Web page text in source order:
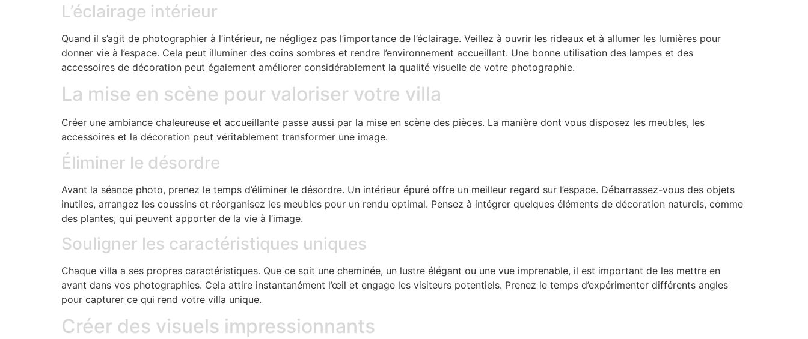
L’éclairage intérieur
Quand il s’agit de photographier à l’intérieur, ne négligez pas l’importance de l’éclairage. Veillez à ouvrir les rideaux et à allumer les lumières pour
donner vie à l’espace. Cela peut illuminer des coins sombres et rendre l’environnement accueillant. Une bonne utilisation des lampes et des
accessoires de décoration peut également améliorer considérablement la qualité visuelle de votre photographie.
La mise en scène pour valoriser votre villa
Créer une ambiance chaleureuse et accueillante passe aussi par la mise en scène des pièces. La manière dont vous disposez les meubles, les
accessoires et la décoration peut véritablement transformer une image.
Éliminer le désordre
Avant la séance photo, prenez le temps d’éliminer le désordre. Un intérieur épuré offre un meilleur regard sur l’espace. Débarrassez-vous des objets
inutiles, arrangez les coussins et réorganisez les meubles pour un rendu optimal. Pensez à intégrer quelques éléments de décoration naturels, comme
des plantes, qui peuvent apporter de la vie à l’image.
Souligner les caractéristiques uniques
Chaque villa a ses propres caractéristiques. Que ce soit une cheminée, un lustre élégant ou une vue imprenable, il est important de les mettre en
avant dans vos photographies. Cela attire instantanément l’œil et engage les visiteurs potentiels. Prenez le temps d’expérimenter différents angles
pour capturer ce qui rend votre villa unique.
Créer des visuels impressionnants